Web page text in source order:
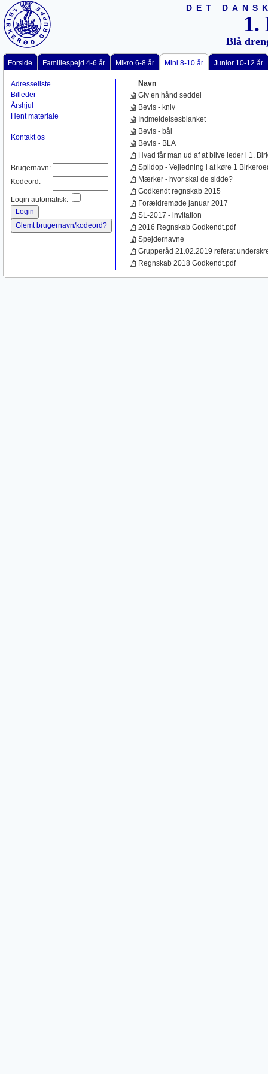
DET
1.
Blå
Forside Familiespejd 4-6 år Mikro 6-8 år Mini 8-10 år Junior 10-12 år
Adresseliste
Billeder
Årshjul
Hent materiale
Kontakt os
Brugernavn:
Kodeord:
Login automatisk:
Navn
Giv en hånd seddel
Bevis - kniv
Indmeldelsesblanket
Bevis - bål
Bevis - BLA
Hvad får man ud af at blive leder i 1.
Spildop - Vejledning i at køre 1
Mærker - hvor skal de sidde?
Godkendt regnskab 2015
Forældremøde januar 2017
SL-2017 - invitation
2016 Regnskab Godkendt.pdf
Spejdernavne
Grupperåd 21.02.2019 referat
Regnskab 2018 Godkendt.pdf